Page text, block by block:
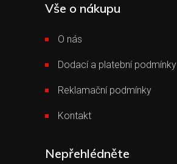
Vše o nákupu
O nás
Dodací a platební podmínky
Reklamační podmínky
Kontakt
Nepřehlédněte